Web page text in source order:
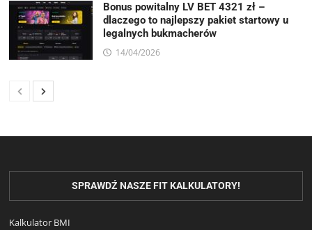
Bonus powitalny LV BET 4321 zł –
dlaczego to najlepszy pakiet startowy u
legalnych bukmacherów
14/04/2026
SPRAWDŹ NASZE FIT KALKULATORY!
Kalkulator BMI